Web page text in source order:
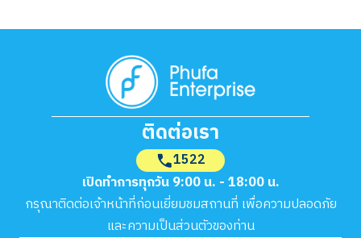
ติดต่อเรา
1522
เปิดทำการทุกวัน 9:00 น. - 18:00 น.
กรุณาติดต่อเจ้าหน้าที่ก่อนเยี่ยมชมสถานที่ เพื่อความปลอดภัย
และความเป็นส่วนตัวของท่าน